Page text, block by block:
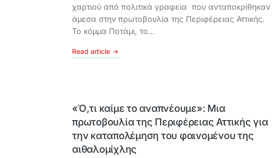
χαρτιού από πολιτικά γραφεία που ανταποκρίθηκαν
άμεσα στην πρωτοβουλία της Περιφέρειας Αττικής.
Το κόμμα Ποτάμι, το…
Read article
«Ό,τι καίμε το αναπνέουμε»: Μια
πρωτοβουλία της Περιφέρειας Αττικής για
την καταπολέμηση του φαινομένου της
αιθαλομίχλης